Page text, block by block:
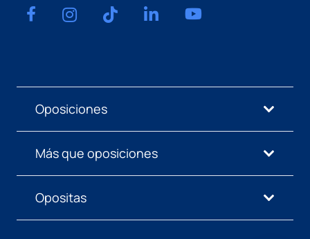
Oposiciones
Más que oposiciones
Opositas